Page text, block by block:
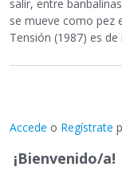
salir, entre
se mueve como pez
Tensión (1987) es
Accede o Regístrate
¡Bienvenido/a!